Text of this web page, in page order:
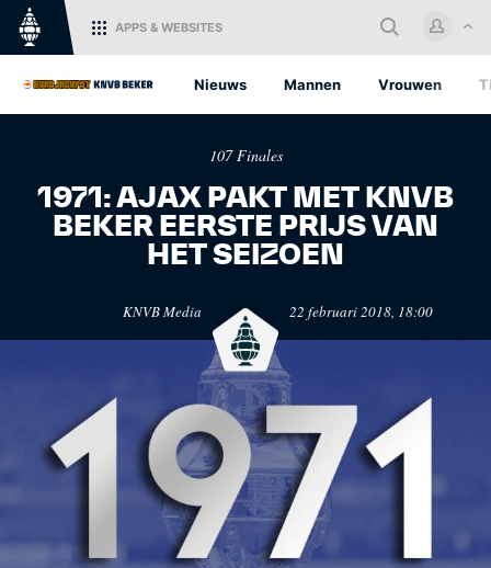
Log in met je KNVB Account of
maak een nieuw KNVB Account
aan.
Inloggen
Registreren
APPS & WEBSITES
Nieuws Mannen Vrouwen
Het officiële kanaal van de
KNVB voor alle Oranjefans.
107 Finales
1971: AJAX PAKT MET KNVB
BEKER EERSTE PRIJS VAN
HET SEIZOEN
KNVB Media 22 februari 2018, 18:00